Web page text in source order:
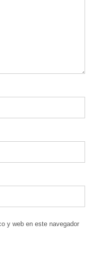
y web en este navegador